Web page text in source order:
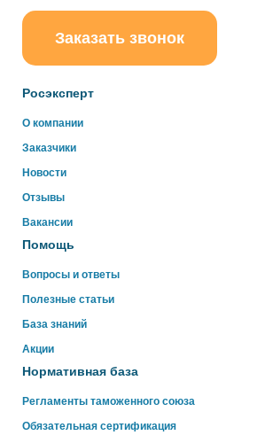
Росэксперт
О компании
Заказчики
Новости
Отзывы
Вакансии
Помощь
Вопросы и ответы
Полезные статьи
База знаний
Акции
Нормативная база
Регламенты таможенного союза
Обязательная сертификация
Заказать звонок
online
Здравствуйте!
Свяжитесь с нами через WhatsApp